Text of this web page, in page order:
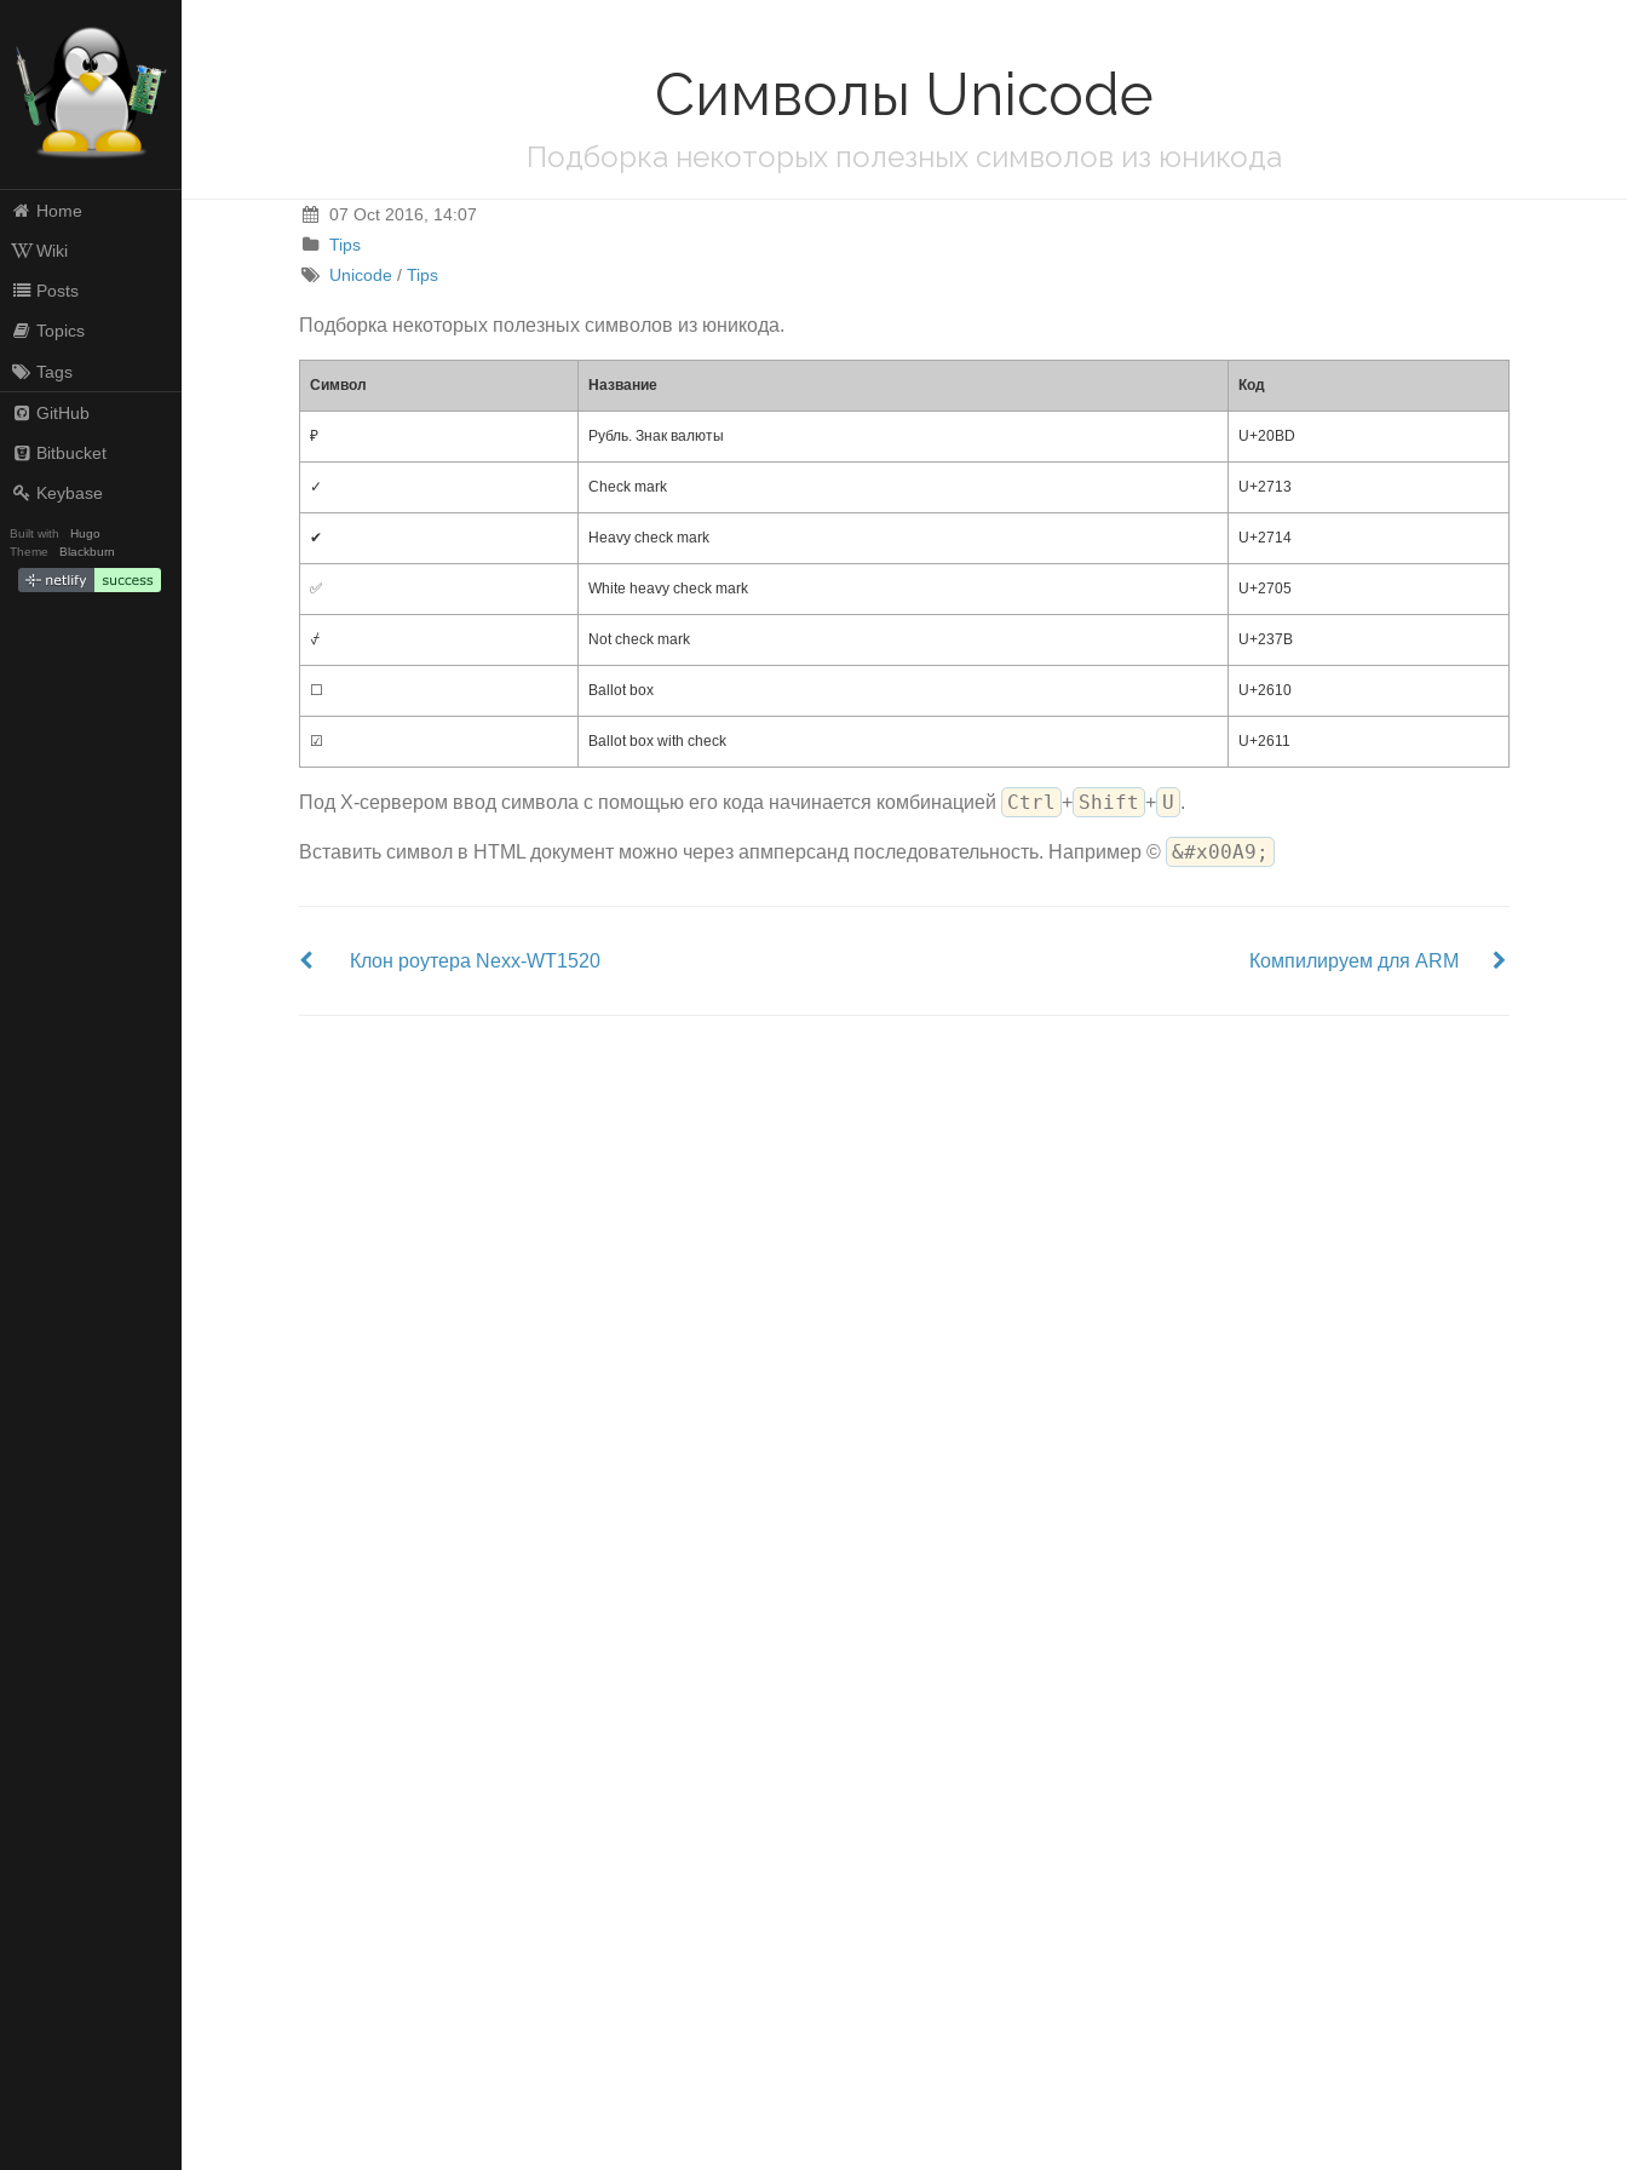
Home
Wiki
Posts
Topics
Tags
GitHub
Bitbucket
Keybase
Built with
Hugo
Theme
Blackburn
Символы Unicode
Подборка некоторых полезных символов из юникода
07 Oct 2016, 14:07
Tips
Unicode /Tips
Подборка некоторых полезных символов из юникода.
Символ Название Код
₽ Рубль. Знак валюты U+20BD
✓ Check mark U+2713
✔ Heavy check mark U+2714
✅ White heavy check mark U+2705
⍻ Not check mark U+237B
☐ Ballot box U+2610
☑ Ballot box with check U+2611
Под X-сервером ввод символа с помощью его кода начинается комбинацией Ctrl + Shift + U .
Вставить символ в HTML документ можно через апмперсанд последовательность. Например © &#x00A9;
Клон роутера Nexx-WT1520 Компилируем для ARM